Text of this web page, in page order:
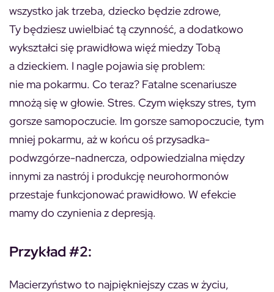
wszystko jak trzeba, dziecko będzie zdrowe,
Ty będziesz uwielbiać tą czynność, a dodatkowo
wykształci się prawidłowa więź miedzy Tobą
a dzieckiem. I nagle pojawia się problem:
nie ma pokarmu. Co teraz? Fatalne scenariusze
mnożą się w głowie. Stres. Czym większy stres, tym
gorsze samopoczucie. Im gorsze samopoczucie, tym
mniej pokarmu, aż w końcu oś przysadka-
podwzgórze-nadnercza, odpowiedzialna między
innymi za nastrój i produkcję neurohormonów
przestaje funkcjonować prawidłowo. W efekcie
mamy do czynienia z depresją.
Przykład #2:
Macierzyństwo to najpiękniejszy czas w życiu,